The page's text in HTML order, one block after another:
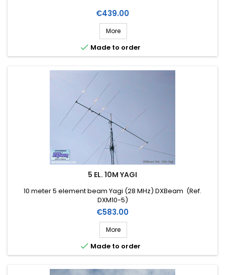
Price
€439.00
More
 Made to order
5 EL. 10M YAGI
10 meter 5 element beam Yagi (28 MHz) DXBeam (Ref.
DXM10-5)
Price
€583.00
More
 Made to order